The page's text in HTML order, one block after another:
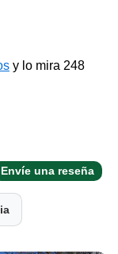
y lo mira 248
Envíe una reseña